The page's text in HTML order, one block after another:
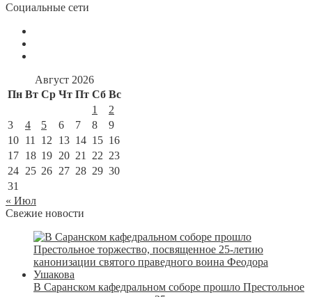
Социальные сети
Август 2026
Пн Вт Ср Чт Пт Сб Вс
1
2
3
4 5 6 7 8
9
10 11 12 13 14 15 16
17 18 19 20 21 22 23
24 25 26 27 28 29 30
31
« Июл
Свежие новости
В Саранском кафедральном соборе прошло Престольное